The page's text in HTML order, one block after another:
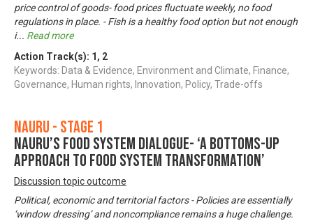
price control of goods- food prices fluctuate weekly, no food
regulations in place. - Fish is a healthy food option but not enough
i... Read more
Action Track(s): 1 , 2
Keywords: Data & Evidence, Environment and Climate, Finance,
Governance, Human rights, Innovation, Policy, Trade-offs
Nauru - Stage 1
Nauru’s Food System Dialogue- ‘A bottoms-up
approach to food system transformation’
Discussion topic outcome
Political, economic and territorial factors - Policies are essentially
‘window dressing’ and noncompliance remains a huge challenge.